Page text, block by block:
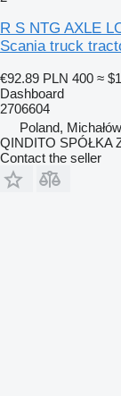
R S NTG AXLE
Scania truck
€92.89 PLN 400 ≈
Dashboard
2706604
Poland, Michałów
QINDITO SPÓŁKA
Contact the seller